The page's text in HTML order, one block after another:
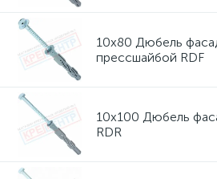
10х80 Дюбель
прессшайбой RDF
10х100 Дюбель
RDR